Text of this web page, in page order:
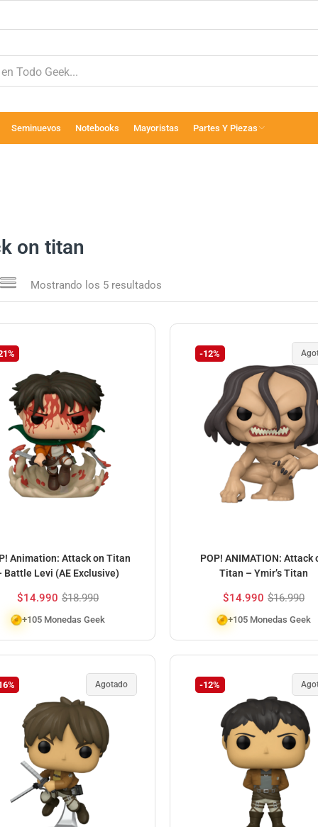
Seminuevos Notebooks Mayoristas Partes Y Piezas
on titan
Mostrando los 5 resultados
Animation: Attack on Titan
Battle Levi (AE Exclusive)
$14.990 $18.990
+105 Monedas Geek
-12%
POP! ANIMATION: Attack
Titan – Ymir’s Titan
$14.990 $16.990
+105 Monedas Geek
Agotado -12%